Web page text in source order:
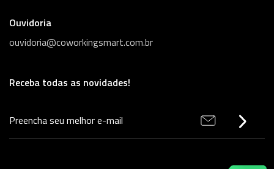
Ouvidoria
ouvidoria@coworkingsmart.com.br
Receba todas as novidades!